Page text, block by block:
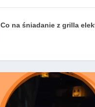
Co na śniadanie z grilla